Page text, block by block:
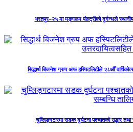
भरतपुर–२५ मा मङ्गलम पोल्ट्रीको दुर्गन्धले
सिद्धार्थ बिजनेश ग्रुप अफ हस्पिटलिटीले २८औँ
चुम्लिङ्गटारमा सडक दुर्घटना पश्चातको उद्धार तथा